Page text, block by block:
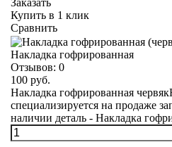
Заказать
Купить в 1 клик
Сравнить
Накладка гофрированная
Отзывов: 0
100 руб.
Накладка гофрированная
специализируется на продаже
наличии деталь - Накладка